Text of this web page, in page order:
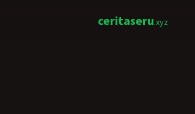
ceritaseru.xyz